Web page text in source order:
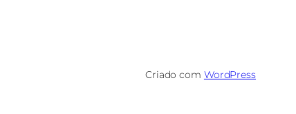
Criado com WordPress